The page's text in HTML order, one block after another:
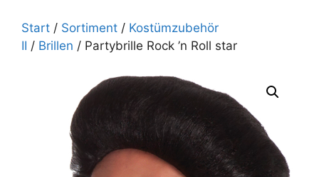
Start / Sortiment / Kostümzubehör
II / Brillen / Partybrille Rock ’n Roll star